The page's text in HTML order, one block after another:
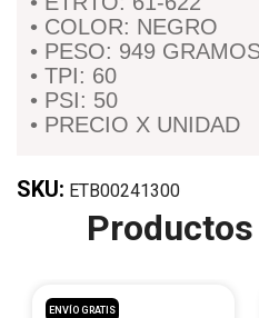
• COLOR: NEGRO
• PESO: 949
• TPI: 60
• PSI: 50
• PRECIO X UNIDAD
SKU: ETB00241300
ENVÍO GRATIS